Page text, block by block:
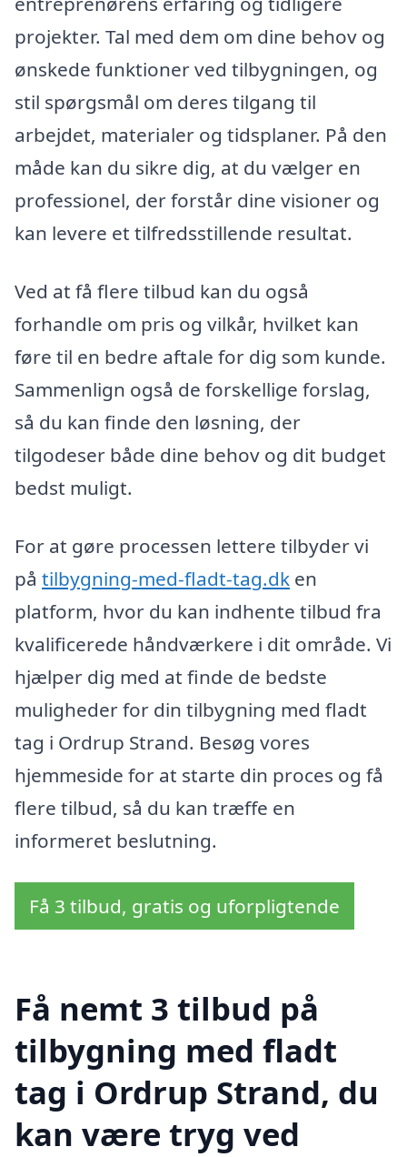
projekter. Tal med dem om dine behov og
ønskede funktioner ved tilbygningen, og
stil spørgsmål om deres tilgang til
arbejdet, materialer og tidsplaner. På den
måde kan du sikre dig, at du vælger en
professionel, der forstår dine visioner og
kan levere et tilfredsstillende resultat.
Ved at få flere tilbud kan du også
forhandle om pris og vilkår, hvilket kan
føre til en bedre aftale for dig som kunde.
Sammenlign også de forskellige forslag,
så du kan finde den løsning, der
tilgodeser både dine behov og dit budget
bedst muligt.
For at gøre processen lettere tilbyder vi
på tilbygning-med-fladt-tag.dk en
platform, hvor du kan indhente tilbud fra
kvalificerede håndværkere i dit område. Vi
hjælper dig med at finde de bedste
muligheder for din tilbygning med fladt
tag i Ordrup Strand. Besøg vores
hjemmeside for at starte din proces og få
flere tilbud, så du kan træffe en
informeret beslutning.
Få 3 tilbud, gratis og uforpligtende
Få nemt 3 tilbud på
tilbygning med fladt
tag i Ordrup Strand, du
kan være tryg ved